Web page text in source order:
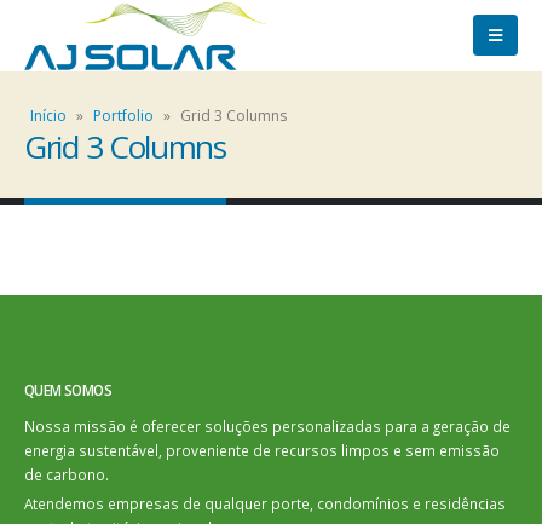
Início » Portfolio » Grid 3 Columns
Grid 3 Columns
QUEM SOMOS
Nossa missão é oferecer soluções personalizadas para a geração de
energia sustentável, proveniente de recursos limpos e sem emissão
de carbono.
Atendemos empresas de qualquer porte, condomínios e residências